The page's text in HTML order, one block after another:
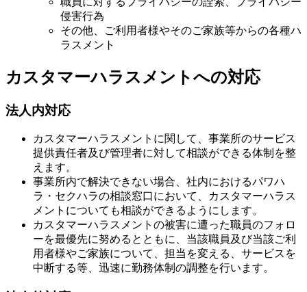
侵害行為
その他、ご利用者様やそのご家族等からの各種ハ
ラスメント
カスタマーハラスメントへの対応
法人内対応
カスタマーハラスメントに関して、事業所のサービス
提供責任者及び管理者に対して相談ができる体制を整
えます。
事業所内で解決できない場合、社内におけるパワハ
ラ・セクハラの相談窓口において、カスタマーハラス
メントについても相談ができるようにします。
カスタマーハラスメントの被害に遭った職員のフォロ
ーを最優先に努めるとともに、当該職員及び当該ご利
用者様やご家族について、担当を変える、サービスを
中断する等、迅速に勤務体制の調整を行います。